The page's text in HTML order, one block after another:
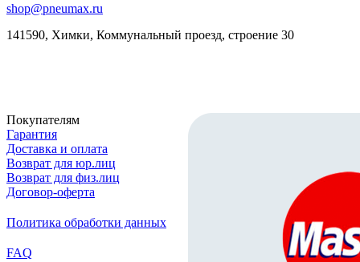
shop@pneumax.ru
141590, Химки, Коммунальный проезд, строение 30
Покупателям
Гарантия
Доставка и оплата
Возврат для юр.лиц
Возврат для физ.лиц
Договор-оферта
Политика обработки данных
FAQ